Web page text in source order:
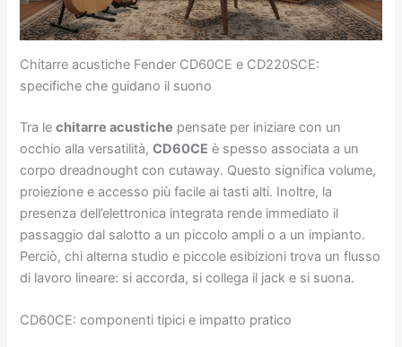
Chitarre acustiche Fender CD60CE e CD220SCE:
specifiche che guidano il suono
Tra lechitarre acustiche pensate per iniziare con un
occhio alla versatilità,CD60CE è spesso associata a un
corpo dreadnought con cutaway. Questo significa volume,
proiezione e accesso più facile ai tasti alti. Inoltre, la
presenza dell’elettronica integrata rende immediato il
passaggio dal salotto a un piccolo ampli o a un impianto.
Perciò, chi alterna studio e piccole esibizioni trova un flusso
di lavoro lineare: si accorda, si collega il jack e si suona.
CD60CE: componenti tipici e impatto pratico